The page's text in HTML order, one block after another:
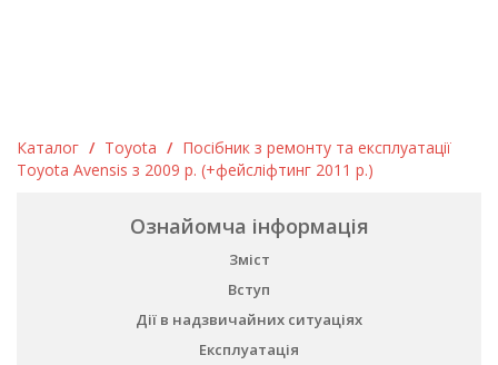
Каталог / Toyota / Посібник з ремонту та експлуатації
Toyota Avensis з 2009 р. (+фейсліфтинг 2011 р.)
Ознайомча інформація
Зміст
Вступ
Дії в надзвичайних ситуаціях
Експлуатація